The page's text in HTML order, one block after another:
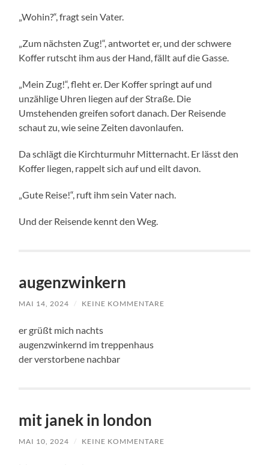
„Wohin?“, fragt sein Vater.
„Zum nächsten Zug!“, antwortet er, und der schwere
Koffer rutscht ihm aus der Hand, fällt auf die Gasse.
„Mein Zug!“, fleht er. Der Koffer springt auf und
unzählige Uhren liegen auf der Straße. Die
Umstehenden greifen sofort danach. Der Reisende
schaut zu, wie seine Zeiten davonlaufen.
Da schlägt die Kirchturmuhr Mitternacht. Er lässt den
Koffer liegen, rappelt sich auf und eilt davon.
„Gute Reise!“, ruft ihm sein Vater nach.
Und der Reisende kennt den Weg.
augenzwinkern
MAI 14, 2024 / KEINE KOMMENTARE
er grüßt mich nachts
augenzwinkernd im treppenhaus
der verstorbene nachbar
mit janek in london
MAI 10, 2024 / KEINE KOMMENTARE